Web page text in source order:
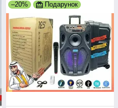
–20% Подарунок